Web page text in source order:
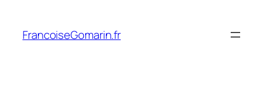
contenu
FrancoiseGomarin.fr